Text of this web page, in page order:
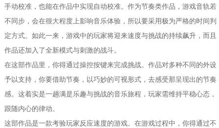
手动校准，也能在作品中实现自动校准。作为节奏类作品，游戏音轨若
不同步，会在很大程度上影响音乐体验，所以要采用极为严格的时间判
定方式。如此一来，游戏中的玩家将迎来速度与挑战的持续飙升，而且
作品还加入了全新模式与刺激的战斗。
在这部作品里，你得通过操控按键来完成挑战。作品对多种不同的外设
予以支持，你要借助节奏，以巧妙的可视形式，去感受那呈现出的节奏
感。这着实是一趟满是乐趣与挑战的音乐旅程，玩家需维持平稳心态，
跟随内心的律动。
这部作品是一款考验玩家反应速度的游戏。在游戏过程中，你得通过不